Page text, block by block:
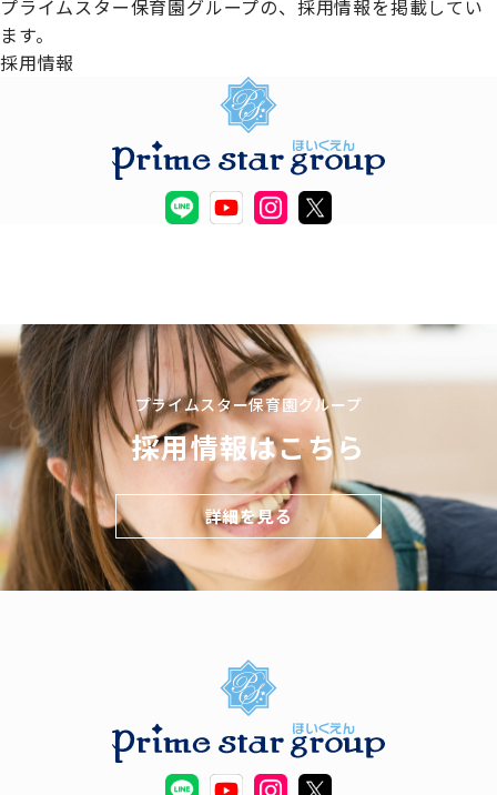
プライムスター保育園グループの、採用情報を掲載してい
ます。
採用情報
プライムスター保育園グループ
採用情報はこちら
詳細を見る